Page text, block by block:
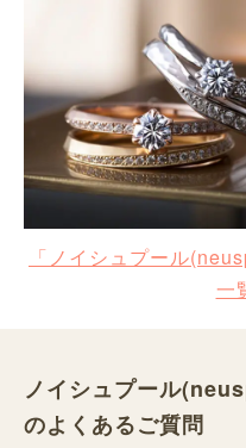
「ノイシュプール
一
ノイシュプール
のよくあるご質問